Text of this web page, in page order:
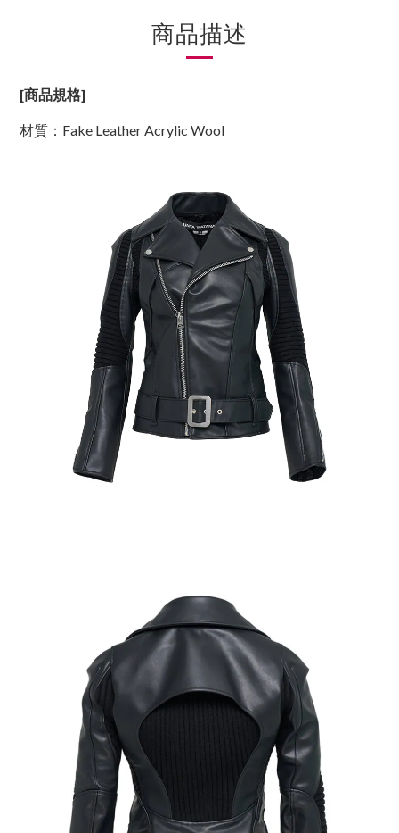
商品描述
[商品規格]
材質 ：Fake Leather Acrylic Wool